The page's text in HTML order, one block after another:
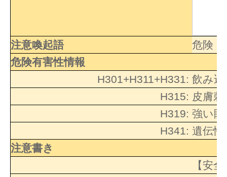
注意喚起語
危険
危険有害性情報
H301+H311+H331: 飲み
H315: 皮膚刺
H319: 強い眼
H341: 遺伝
注意書き
【安